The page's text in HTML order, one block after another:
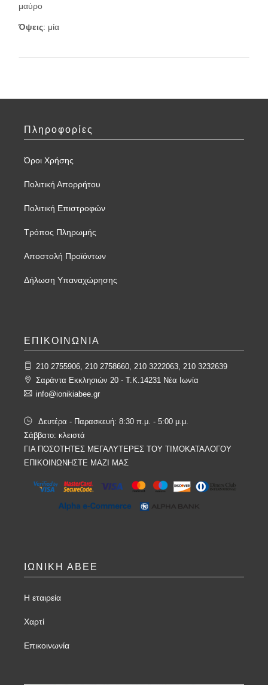
μαύρο
Όψεις: μία
Πληροφορίες
Όροι Χρήσης
Πολιτική Απορρήτου
Πολιτική Επιστροφών
Τρόπος Πληρωμής
Αποστολή Προϊόντων
Δήλωση Υπαναχώρησης
ΕΠΙΚΟΙΝΩΝΙΑ
210 2755906, 210 2758660, 210 3222063, 210 3232639
Σαράντα Εκκλησιών 20 - T.K.14231 Νέα Ιωνία
info@ionikiabee.gr
Δευτέρα - Παρασκευή: 8:30 π.μ. - 5:00 μ.μ.
Σάββατο: κλειστά
ΓΙΑ ΠΟΣΟΤΗΤΕΣ ΜΕΓΑΛΥΤΕΡΕΣ ΤΟΥ ΤΙΜΟΚΑΤΑΛΟΓΟΥ
ΕΠΙΚΟΙΝΩΝΗΣΤΕ ΜΑΖΙ ΜΑΣ
ΙΩΝΙΚΗ ΑΒΕΕ
Η εταιρεία
Χαρτί
Επικοινωνία